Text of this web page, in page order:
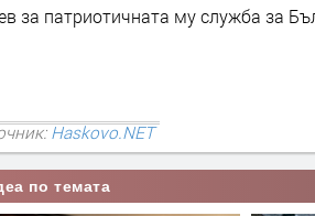
за патриотичната му служба за
Haskovo.NET
по темата